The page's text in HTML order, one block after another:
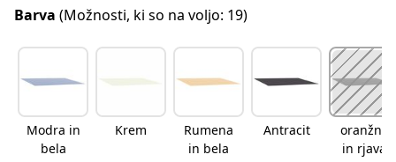
Barva (Možnosti, ki so na voljo: 19)
Modra in
bela
Krem
Rumena
in bela
Antracit
oranžna
in rjava